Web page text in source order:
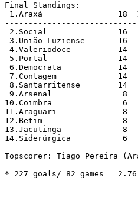
Final Standings:
3.União Luziense	16   9  4  3  22-15  31
4.Valeriodoce		14   7  4  3  20- 9  25
5.Portal		14   6  6  2  20-13  24
6.Democrata    	14   6  3  5  29-17  21
7.Contagem		14   4  3  7  12-17  15
8.Santarritense	14   3  2  9  15-26  11
9.Arsenal		 8   2  2  4   8-18   8
10.Coimbra		 6   2  1  3  16-10   7
11.Araguari		 8   2  1  5   6- 7   7
12.Betim		 8   1  2  5   7-17   5
13.Jacutinga		 8   0  2  6   5-21   2
14.Siderúrgica		 6   0  1  5   4-23   1
Topscorer: Tiago Pereira
* 227 goals/ 82 games = 2.76